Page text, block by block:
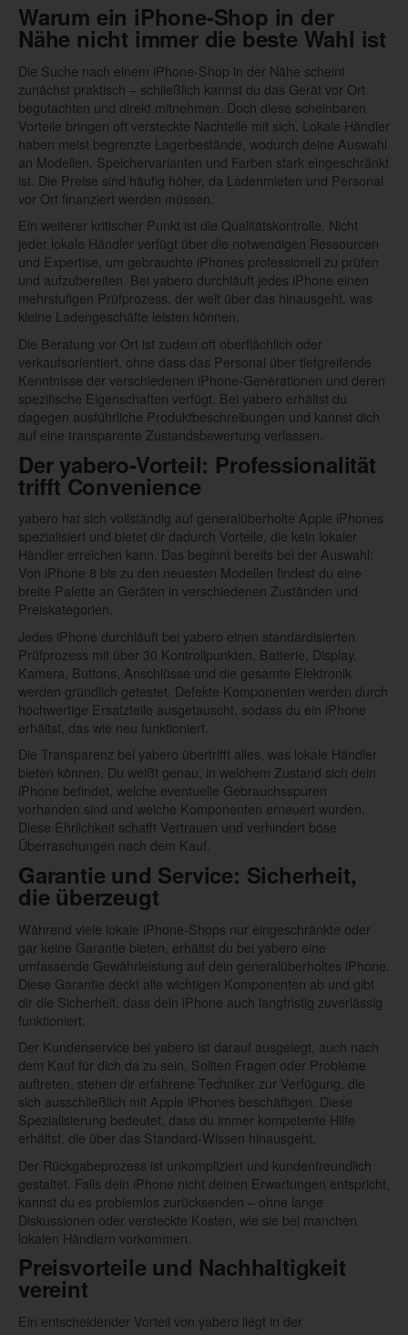
Warum ein iPhone-Shop in der
Nähe nicht immer die beste Wahl ist
Die Suche nach einem iPhone-Shop in der Nähe scheint
zunächst praktisch – schließlich kannst du das Gerät vor Ort
begutachten und direkt mitnehmen. Doch diese scheinbaren
Vorteile bringen oft versteckte Nachteile mit sich. Lokale Händler
haben meist begrenzte Lagerbestände, wodurch deine Auswahl
an Modellen, Speichervarianten und Farben stark eingeschränkt
ist. Die Preise sind häufig höher, da Ladenmieten und Personal
vor Ort finanziert werden müssen.
Ein weiterer kritischer Punkt ist die Qualitätskontrolle. Nicht
jeder lokale Händler verfügt über die notwendigen Ressourcen
und Expertise, um gebrauchte iPhones professionell zu prüfen
und aufzubereiten. Bei yabero durchläuft jedes iPhone einen
mehrstufigen Prüfprozess, der weit über das hinausgeht, was
kleine Ladengeschäfte leisten können.
Die Beratung vor Ort ist zudem oft oberflächlich oder
verkaufsorientiert, ohne dass das Personal über tiefgreifende
Kenntnisse der verschiedenen iPhone-Generationen und deren
spezifische Eigenschaften verfügt. Bei yabero erhältst du
dagegen ausführliche Produktbeschreibungen und kannst dich
auf eine transparente Zustandsbewertung verlassen.
Der yabero-Vorteil: Professionalität
trifft Convenience
yabero hat sich vollständig auf generalüberholte Apple iPhones
spezialisiert und bietet dir dadurch Vorteile, die kein lokaler
Händler erreichen kann. Das beginnt bereits bei der Auswahl:
Von iPhone 8 bis zu den neuesten Modellen findest du eine
breite Palette an Geräten in verschiedenen Zuständen und
Preiskategorien.
Jedes iPhone durchläuft bei yabero einen standardisierten
Prüfprozess mit über 30 Kontrollpunkten. Batterie, Display,
Kamera, Buttons, Anschlüsse und die gesamte Elektronik
werden gründlich getestet. Defekte Komponenten werden durch
hochwertige Ersatzteile ausgetauscht, sodass du ein iPhone
erhältst, das wie neu funktioniert.
Die Transparenz bei yabero übertrifft alles, was lokale Händler
bieten können. Du weißt genau, in welchem Zustand sich dein
iPhone befindet, welche eventuelle Gebrauchsspuren
vorhanden sind und welche Komponenten erneuert wurden.
Diese Ehrlichkeit schafft Vertrauen und verhindert böse
Überraschungen nach dem Kauf.
Garantie und Service: Sicherheit,
die überzeugt
Während viele lokale iPhone-Shops nur eingeschränkte oder
gar keine Garantie bieten, erhältst du bei yabero eine
umfassende Gewährleistung auf dein generalüberholtes iPhone.
Diese Garantie deckt alle wichtigen Komponenten ab und gibt
dir die Sicherheit, dass dein iPhone auch langfristig zuverlässig
funktioniert.
Der Kundenservice bei yabero ist darauf ausgelegt, auch nach
dem Kauf für dich da zu sein. Sollten Fragen oder Probleme
auftreten, stehen dir erfahrene Techniker zur Verfügung, die
sich ausschließlich mit Apple iPhones beschäftigen. Diese
Spezialisierung bedeutet, dass du immer kompetente Hilfe
erhältst, die über das Standard-Wissen hinausgeht.
Der Rückgabeprozess ist unkompliziert und kundenfreundlich
gestaltet. Falls dein iPhone nicht deinen Erwartungen entspricht,
kannst du es problemlos zurücksenden – ohne lange
Diskussionen oder versteckte Kosten, wie sie bei manchen
lokalen Händlern vorkommen.
Preisvorteile und Nachhaltigkeit
vereint
Ein entscheidender Vorteil von yabero liegt in der